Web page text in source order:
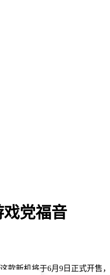
党福音
款新机将于6月9日正式开售